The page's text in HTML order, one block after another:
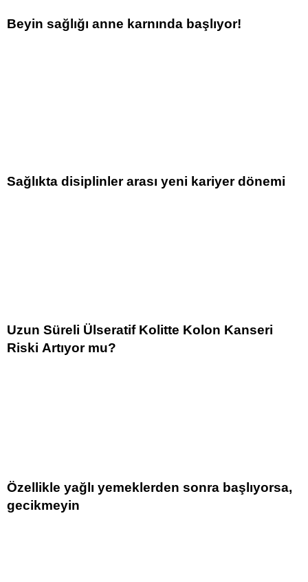
Beyin sağlığı anne karnında başlıyor!
Sağlıkta disiplinler arası yeni kariyer dönemi
Uzun Süreli Ülseratif Kolitte Kolon Kanseri
Riski Artıyor mu?
Özellikle yağlı yemeklerden sonra başlıyorsa,
gecikmeyin